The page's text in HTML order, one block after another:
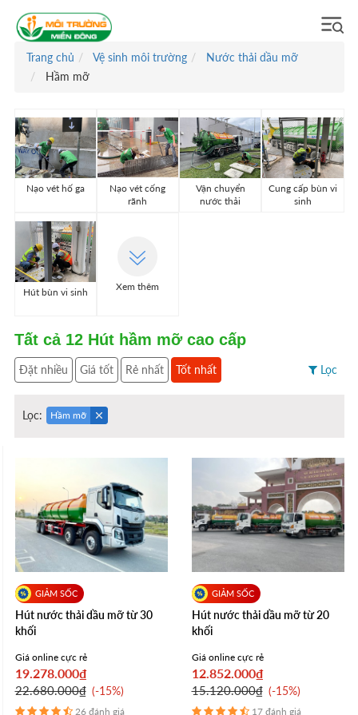
Trang chủ Vệ sinh môi trường
Nước thải dầu mỡ
Hầm mỡ
Nạo vét hố ga
Nạo vét cống
rãnh
Vận chuyển
nước thải
Cung cấp bùn vi
sinh
Hút bùn vi sinh Xem thêm
Tất cả 12 Hút hầm mỡ cao cấp
Đặt nhiều Giá tốt Rẻ nhất Tốt nhất Lọc
Lọc: Hầm mỡ
Hút nước thải dầu mỡ từ 30
khối
Giá online cực rẻ
19.278.000₫
22.680.000₫ -15%
26 đánh giá
Hút nước thải dầu mỡ từ 20
khối
Giá online cực rẻ
12.852.000₫
15.120.000₫ -15%
17 đánh giá